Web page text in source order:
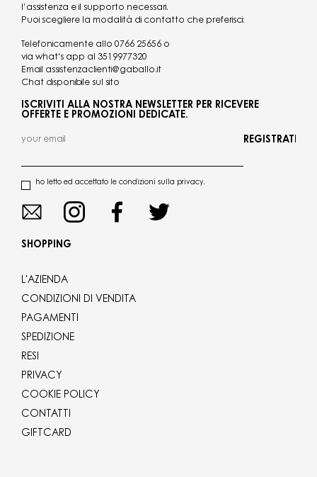
l’assistenza e il supporto necessari.
Puoi scegliere la modalità di contatto che preferisci:
Telefonicamente allo 0766 25656 o
via what's app al 3519977320
Email assistenzaclienti@gaballo.it
Chat disponibile sul sito
ISCRIVITI ALLA NOSTRA NEWSLETTER PER RICEVERE
OFFERTE E PROMOZIONI DEDICATE.
ho letto ed accettato le condizioni sulla privacy.
REGISTRATI
SHOPPING
L'AZIENDA
CONDIZIONI DI VENDITA
PAGAMENTI
SPEDIZIONE
RESI
PRIVACY
COOKIE POLICY
CONTATTI
GIFTCARD